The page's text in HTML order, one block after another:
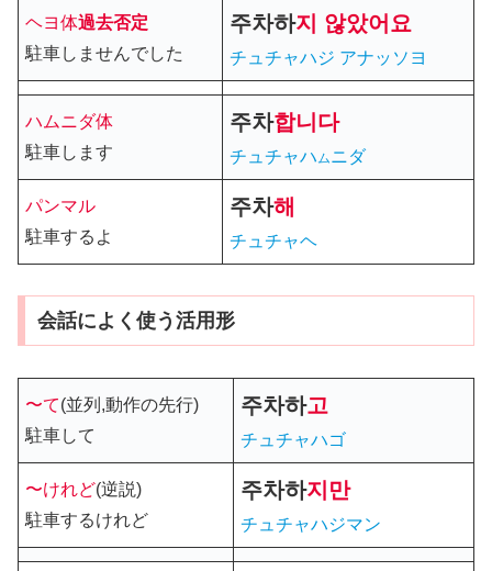
ヘヨ体過去否定
駐車しませんでした
주차하지 않았어요
チュチャハジ アナッソヨ
ハムニダ体
駐車します
주차합니다
チュチャハ ムニダ
パンマル
駐車するよ
주차해
チュチャヘ
会話によく使う活用形
〜て(並列,動作の先行)
駐車して
주차하고
チュチャハゴ
〜けれど(逆説)
駐車するけれど
주차하지만
チュチャハジマン